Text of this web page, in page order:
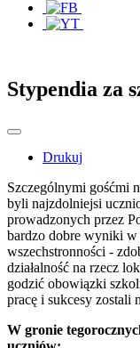
Stypendia za
Drukuj
Szczególnymi gośćmi
byli najzdolniejsi
prowadzonych przez
bardzo dobre wyniki
wszechstronności -
działalność na rzecz
godzić obowiązki
pracę i sukcesy zostali
W gronie